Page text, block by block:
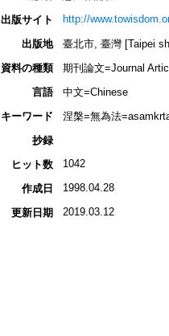
出版サイト
http://
出版地
臺北市, 臺灣 [Taipei
資料の種類
期刊論文=Journal
言語
中文=Chinese
キーワード
涅槃=無為法
抄録
ヒット数
1042
作成日 1998.04.28
更新日期 2019.03.12